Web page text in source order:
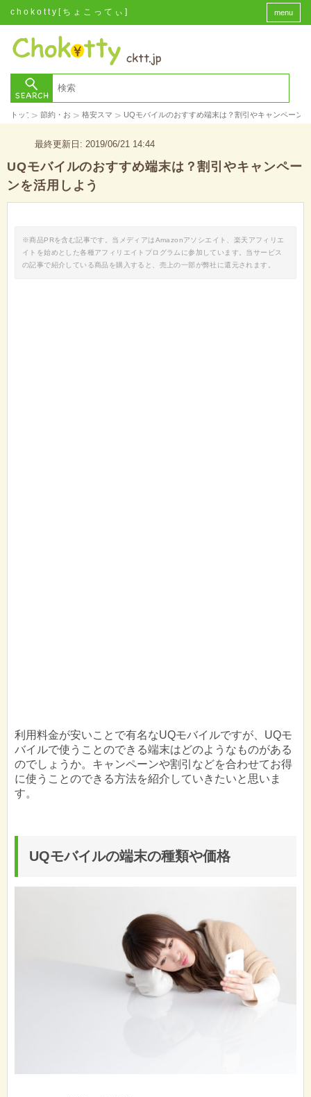
chokotty[ちょこってぃ] menu
トップ> 節約・お金
> 格安スマホ
> UQモバイルのおすすめ端末は？割引やキャンペーン
最終更新日: 2019/06/21 14:44
UQモバイルのおすすめ端末は？割引やキャンペー
ンを活用しよう
※商品PRを含む記事です。当メディアはAmazonアソシエイト、楽天アフィリエ
イトを始めとした各種アフィリエイトプログラムに参加しています。当サービス
の記事で紹介している商品を購入すると、売上の一部が弊社に還元されます。
利用料金が安いことで有名なUQモバイルですが、UQモ
バイルで使うことのできる端末はどのようなものがある
のでしょうか。キャンペーンや割引などを合わせてお得
に使うことのできる方法を紹介していきたいと思いま
す。
UQモバイルの端末の種類や価格